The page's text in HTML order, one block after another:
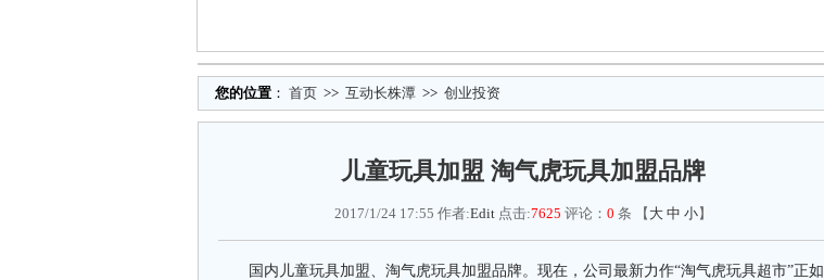
您的位置 ： 首页 >> 互动长株潭 >> 创业投资
儿童玩具加盟 淘气虎玩具加盟品牌
2017/1/24 17:55 作者:Edit 点击:7625 评论： 0 条 【 大 中 小】
国内儿童玩具加盟、淘气虎玩具加盟品牌。现在，公司最新力作“淘气虎玩具超市”正如